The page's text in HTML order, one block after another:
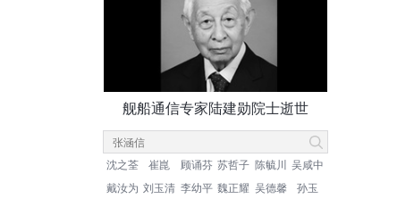
舰船通信专家陆建勋院士逝世
沈之荃 崔崑 顾诵芬 苏哲子 陈毓川
吴咸中
戴汝为 刘玉清 李幼平 魏正耀 吴德馨 孙玉